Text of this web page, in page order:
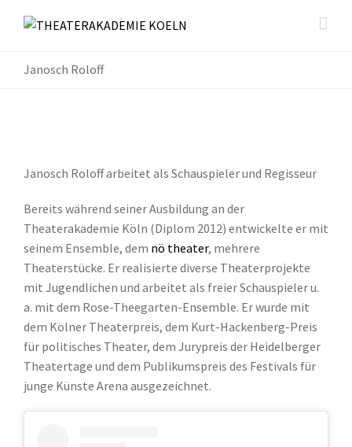
Janosch Roloff
Janosch Roloff arbeitet als Schauspieler und Regisseur
Bereits während seiner Ausbildung an der
Theaterakademie Köln (Diplom 2012) entwickelte er mit
seinem Ensemble, dem nö theater, mehrere
Theaterstücke. Er realisierte diverse Theaterprojekte
mit Jugendlichen und arbeitet als freier Schauspieler u.
a. mit dem Rose-Theegarten-Ensemble. Er wurde mit
dem Kölner Theaterpreis, dem Kurt-Hackenberg-Preis
für politisches Theater, dem Jurypreis der Heidelberger
Theatertage und dem Publikumspreis des Festivals für
junge Künste Arena ausgezeichnet.